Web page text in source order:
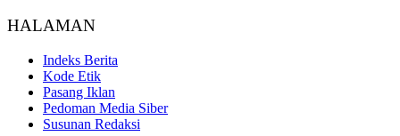
HALAMAN
Indeks Berita
Kode Etik
Pasang Iklan
Pedoman Media Siber
Susunan Redaksi